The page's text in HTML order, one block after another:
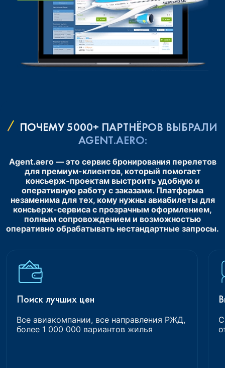
ПОЧЕМУ 5000+ ПАРТНЁРОВ ВЫБРАЛИ
AGENT.AERO:
Agent.aero — это сервис бронирования перелетов
для премиум-клиентов, который помогает
консьерж-проектам выстроить удобную и
оперативную работу с заказами. Платформа
незаменима для тех, кому нужны авиабилеты для
консьерж-сервиса с прозрачным оформлением,
полным сопровождением и возможностью
оперативно обрабатывать нестандартные запросы.
Поиск лучших цен
Все авиакомпании, все направления РЖД,
более 1 000 000 вариантов жилья